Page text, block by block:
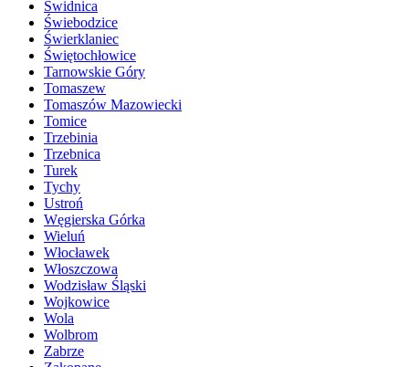
Świdnica
Świebodzice
Świerklaniec
Świętochłowice
Tarnowskie Góry
Tomaszew
Tomaszów Mazowiecki
Tomice
Trzebinia
Trzebnica
Turek
Tychy
Ustroń
Węgierska Górka
Wieluń
Włocławek
Włoszczowa
Wodzisław Śląski
Wojkowice
Wola
Wolbrom
Zabrze